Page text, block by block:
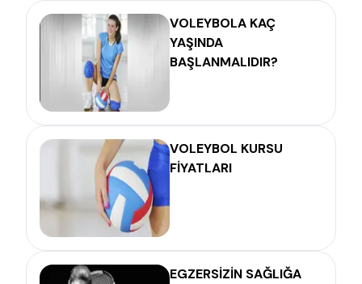
VOLEYBOLA KAÇ
YAŞINDA
BAŞLANMALIDIR?
VOLEYBOL KURSU
FİYATLARI
EGZERSİZİN SAĞLIĞA